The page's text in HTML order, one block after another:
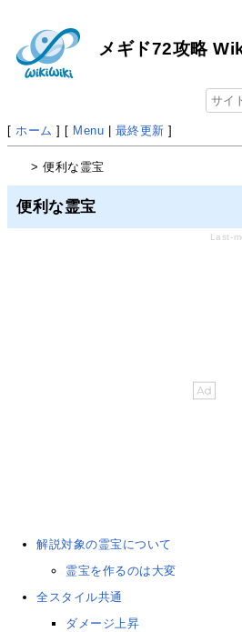
メギド72攻略
[ ホーム ] [ Menu | 最終更新 ]
> 便利な霊宝
便利な霊宝
Last-
解説対象の霊宝について
霊宝を作るのは大変
全スタイル共通
ダメージ上昇